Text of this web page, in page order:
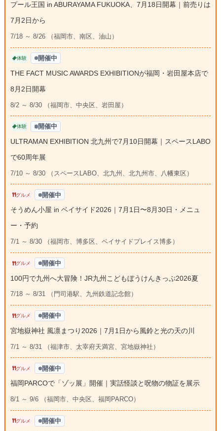
プール王国 in ABURAYAMA FUKUOKA、7月18日開幕｜前売りは
7月2日から
7/18 ～ 8/26 （福岡市、南区、油山）
体験 開催中
THE FACT MUSIC AWARDS EXHIBITIONが福岡・岩田屋本店で
8月2日開幕
8/2 ～ 8/30 （福岡市、中央区、岩田屋）
体験 開催中
ULTRAMAN EXHIBITION 北九州で7月10日開幕｜スペースLABO
で60周年展
7/10 ～ 8/30 （スペースLABO、北九州、北九州市、八幡東区）
グルメ 開催中
そうめん小屋 in ベイサイド2026｜7月1日〜8月30日・メニュ
ー・予約
7/1 ～ 8/30 （福岡市、博多区、ベイサイドプレイス博多）
グルメ 開催中
100円で九州へ大冒険！JR九州こどもぼうけんきっぷ2026夏
7/18 ～ 8/31 （門司港駅、九州鉄道記念館）
グルメ 開催中
宮地嶽神社 風凛まつり2026｜7月1日から風鈴と光の天の川
7/1 ～ 8/31 （福津市、太宰府天満宮、宮地嶽神社）
グルメ 開催中
福岡PARCOで「ゾッ展」開催｜実話怪談と呪物の物証を展示
8/1 ～ 9/6 （福岡市、中央区、福岡PARCO）
グルメ 開催中